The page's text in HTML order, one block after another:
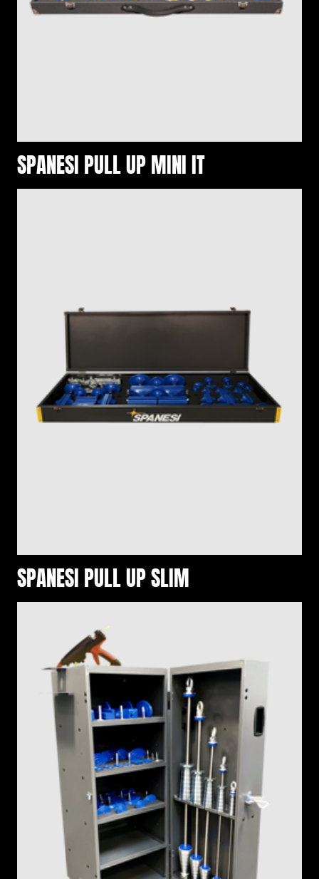
SPANESI PULL UP MINI IT
SPANESI PULL UP SLIM